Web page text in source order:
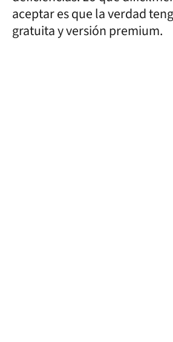
aceptar es que la verdad
gratuita y versión premium.